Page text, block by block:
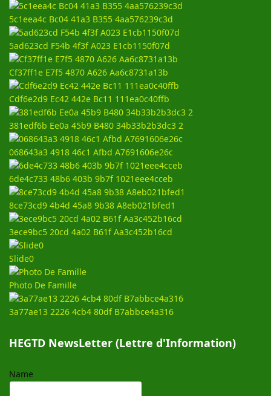
5c1eea4c Bc04 41a3 B355 4aa576239c3d
5ad623cd F54b 4f3f A023 E1cb1150f07d
Cf37ff1e E7f5 4870 A626 Aa6c8731a13b
Cdf6e2d9 Ec42 442e Bc11 111ea0c40ffb
381edf6b Ee0a 45b9 B480 34b33b2b3dc3 2
068643a3 4918 46c1 Afbd A7691606e26c
6de4c733 48b6 403b 9b7f 1021eee4cceb
8ce73cd9 4b4d 45a8 9b38 A8eb021bfed1
3ece9bc5 20cd 4a02 B61f Aa3c452b16cd
Slide0
Photo De Famille
3a77ae13 2226 4cb4 80df B7abbce4a316
HEGTD NewsLetter (Lettre d'Information)
Name